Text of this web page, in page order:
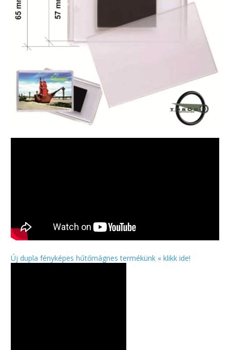
Új dupla fényképes hűtőmágnes termékünk « klikk ide!